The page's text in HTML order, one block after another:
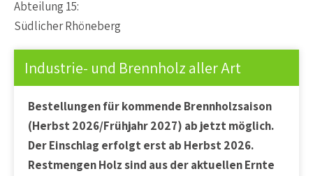
Abteilung 15:
Südlicher Rhöneberg
Industrie- und Brennholz aller Art
Bestellungen für kommende Brennholzsaison
(Herbst 2026/Frühjahr 2027) ab jetzt möglich.
Der Einschlag erfolgt erst ab Herbst 2026.
Restmengen Holz sind aus der aktuellen Ernte